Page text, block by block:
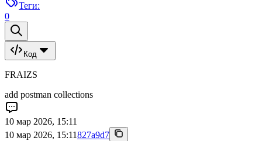
Теги:
0
Код
FRAIZS
add postman collections
10 мар 2026, 15:11
10 мар 2026, 15:11827a9d7